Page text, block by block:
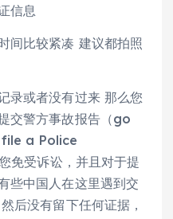
信息
间比较紧凑 建议都拍照
录或者没有过来 那么您
交警方事故报告（go
a Police
免受诉讼，并且对于提
些中国人在这里遇到交
后没有留下任何证据，